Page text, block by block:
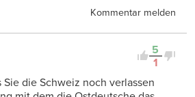
Kommentar melden
5
1
Sie die Schweiz noch verlassen